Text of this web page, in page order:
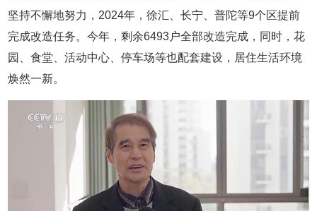
坚持不懈地努力，2024年，徐汇、长宁、普陀等9个区提前
完成改造任务。今年，剩余6493户全部改造完成，同时，花
园、食堂、活动中心、停车场等也配套建设，居住生活环境
焕然一新。